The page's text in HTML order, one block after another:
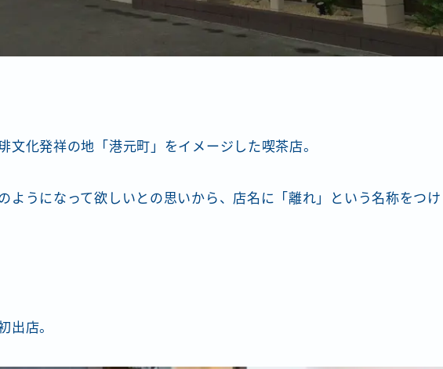
文化発祥の地「港元町」をイメージした喫茶店。
ようになって欲しいとの思いから、店名に「離れ」という名称をつけ
出店。